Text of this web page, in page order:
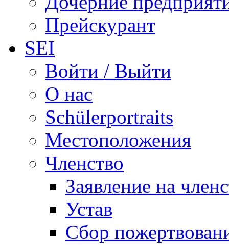
Прейскурант
SEI
Войти / Выйти
О нас
Schülerportraits
Местоположения
Членство
Заявление на
Устав
Сбор